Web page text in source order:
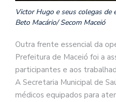
Victor Hugo e seus colegas de
Beto Macário/ Secom Maceió
Outra frente essencial da
Prefeitura de Maceió foi a
participantes e aos
A Secretaria Municipal de
médicos equipados para